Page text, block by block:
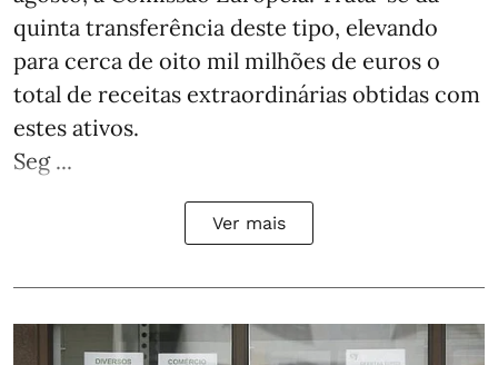
quinta transferência deste tipo, elevando
para cerca de oito mil milhões de euros o
total de receitas extraordinárias obtidas com
estes ativos.
Seg ...
Ver mais